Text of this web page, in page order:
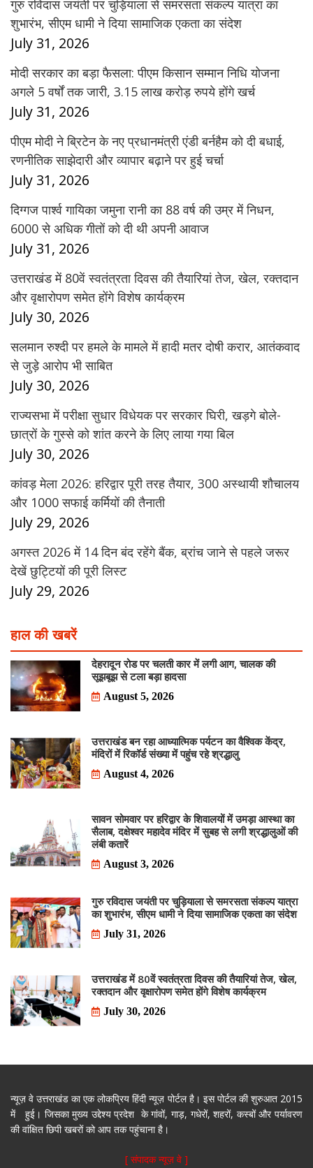
गुरु रविदास जयंती पर चुड़ियाला से समरसता संकल्प यात्रा का
शुभारंभ, सीएम धामी ने दिया सामाजिक एकता का संदेश
July 31, 2026
मोदी सरकार का बड़ा फैसला: पीएम किसान सम्मान निधि योजना
अगले 5 वर्षों तक जारी, 3.15 लाख करोड़ रुपये होंगे खर्च
July 31, 2026
पीएम मोदी ने ब्रिटेन के नए प्रधानमंत्री एंडी बर्नहैम को दी बधाई,
रणनीतिक साझेदारी और व्यापार बढ़ाने पर हुई चर्चा
July 31, 2026
दिग्गज पार्श्व गायिका जमुना रानी का 88 वर्ष की उम्र में निधन,
6000 से अधिक गीतों को दी थी अपनी आवाज
July 31, 2026
उत्तराखंड में 80वें स्वतंत्रता दिवस की तैयारियां तेज, खेल, रक्तदान
और वृक्षारोपण समेत होंगे विशेष कार्यक्रम
July 30, 2026
सलमान रुश्दी पर हमले के मामले में हादी मतर दोषी करार, आतंकवाद
से जुड़े आरोप भी साबित
July 30, 2026
राज्यसभा में परीक्षा सुधार विधेयक पर सरकार घिरी, खड़गे बोले-
छात्रों के गुस्से को शांत करने के लिए लाया गया बिल
July 30, 2026
कांवड़ मेला 2026: हरिद्वार पूरी तरह तैयार, 300 अस्थायी शौचालय
और 1000 सफाई कर्मियों की तैनाती
July 29, 2026
अगस्त 2026 में 14 दिन बंद रहेंगे बैंक, ब्रांच जाने से पहले जरूर
देखें छुट्टियों की पूरी लिस्ट
July 29, 2026
हाल की खबरें
देहरादून रोड पर चलती कार में लगी आग, चालक की
सूझबूझ से टला बड़ा हादसा
August 5, 2026
उत्तराखंड बन रहा आध्यात्मिक पर्यटन का वैश्विक केंद्र,
मंदिरों में रिकॉर्ड संख्या में पहुंच रहे श्रद्धालु
August 4, 2026
सावन सोमवार पर हरिद्वार के शिवालयों में उमड़ा आस्था का
सैलाब, दक्षेश्वर महादेव मंदिर में सुबह से लगी श्रद्धालुओं की
लंबी कतारें
August 3, 2026
गुरु रविदास जयंती पर चुड़ियाला से समरसता संकल्प यात्रा
का शुभारंभ, सीएम धामी ने दिया सामाजिक एकता का संदेश
July 31, 2026
उत्तराखंड में 80वें स्वतंत्रता दिवस की तैयारियां तेज, खेल,
रक्तदान और वृक्षारोपण समेत होंगे विशेष कार्यक्रम
July 30, 2026
न्यूज़ वे उत्तराखंड का एक लोकप्रिय हिंदी न्यूज़ पोर्टल है। इस पोर्टल की शुरुआत 2015
में हुई। जिसका मुख्य उद्देश्य प्रदेश के गांवों, गाड़, गधेरों, शहरों, कस्बों और पर्यावरण
की वांक्षित छिपी खबरों को आप तक पहुंचाना है।
[ संपादक न्यूज़ वे ]